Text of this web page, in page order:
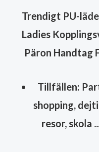
Trendigt PU-
Ladies
Päron Handtag
Tillfällen:
shopping,
resor, skola